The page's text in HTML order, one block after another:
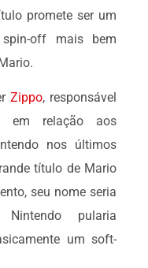
promete ser um
off mais bem
Zippo, responsável
em relação aos
nos últimos
título de Mario
seu nome seria
pularia
um soft-